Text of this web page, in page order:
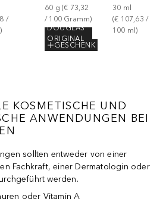
/
)
60 g (€ 73,32
/ 100 Gramm)
DOUGLAS
ORIGINAL
GESCHENK
30 ml
(€ 107,63 /
100 ml)
KOSMETISCHE UND
ANWENDUNGEN BEI
sollten entweder von einer
Fachkraft, einer Dermatologin oder
werden.
oder Vitamin A